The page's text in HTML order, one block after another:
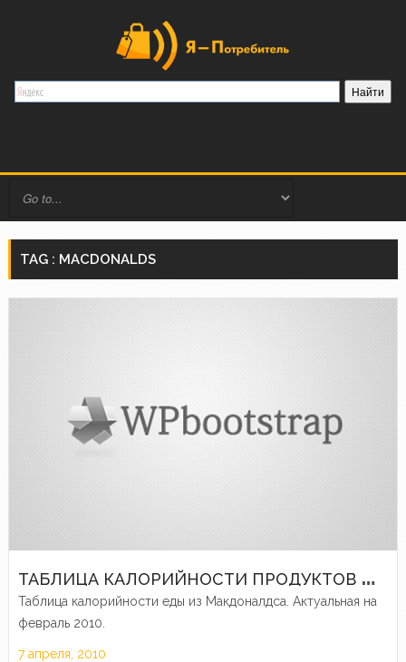
TAG : MACDONALDS
Т
АБЛИЦА КАЛОРИЙНОСТИ ПРОДУКТОВ MCDONALD’S
Таблица калорийности еды из Макдоналдса. Актуальная на
февраль 2010.
7 апреля, 2010